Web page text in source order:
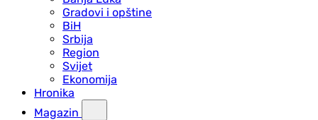
Gradovi i opštine
BiH
Srbija
Region
Svijet
Ekonomija
Hronika
Magazin